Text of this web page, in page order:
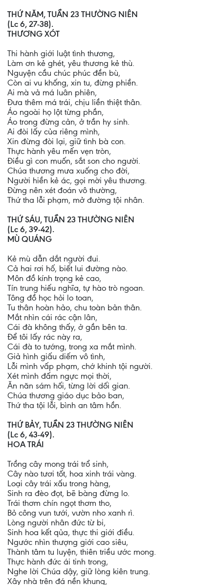
THỨ NĂM, TUẦN 23 THƯỜNG NIÊN
(Lc 6, 27-38).
THƯƠNG XÓT
Thi hành giới luật tình thương,
Làm ơn kẻ ghét, yêu thương kẻ thù.
Nguyện cầu chúc phúc đền bù,
Còn ai vu khống, xin tu, đừng phiền.
Ai mà vả má luân phiên,
Đưa thêm má trái, chịu liền thiệt thân.
Áo ngoài họ lột từng phần,
Áo trong đừng cản, ở trần hy sinh.
Ai đòi lấy của riêng mình,
Xin đừng đòi lại, giữ tình bà con.
Thực hành yêu mến vẹn tròn,
Điều gì con muốn, sắt son cho người.
Chúa thương mưa xuống cho đời,
Người hiền kẻ ác, gọi mời yêu thương.
Đừng nên xét đoán vô thường,
Thứ tha lỗi phạm, mở đường tội nhân.
THỨ SÁU, TUẦN 23 THƯỜNG NIÊN
(Lc 6, 39-42).
MÙ QUÁNG
Kẻ mù dẫn dắt người đui.
Cả hai rơi hố, biết lui đường nào.
Môn đồ kính trọng kẻ cao,
Tín trung hiếu nghĩa, tự hào trò ngoan.
Tông đồ học hỏi lo toan,
Tu thân hoàn hảo, chu toàn bản thân.
Mắt nhìn cái rác cận lân,
Cái đà không thấy, ở gần bên ta.
Để tôi lấy rác này ra,
Cái đà to tướng, trong xa mắt mình.
Giả hình giấu diếm vô tình,
Lỗi mình vấp phạm, chớ khinh tội người.
Xét mình đấm ngực mọi thời,
Ăn năn sám hối, từng lời dối gian.
Chúa thương giáo dục bảo ban,
Thứ tha tội lỗi, bình an tâm hồn.
THỨ BẢY, TUẦN 23 THƯỜNG NIÊN
(Lc 6, 43-49).
HOA TRÁI
Trồng cây mong trái trổ sinh,
Cây nào tươi tốt, hoa xinh trái vàng.
Loại cây trái xấu trong hàng,
Sinh ra đèo đọt, bẽ bàng đừng lo.
Trái thơm chín ngọt thơm tho,
Bỏ công vun tưới, vườn nho xanh rì.
Lòng người nhân đức từ bi,
Sinh hoa kết qủa, thực thi giới điều.
Ngước nhìn thượng giới cao siêu,
Thành tâm tu luyện, thiên triều ước mong.
Thực hành đức ái tinh trong,
Nghe lời Chúa dậy, giữ lòng kiên trung.
Xây nhà trên đá nền khung,